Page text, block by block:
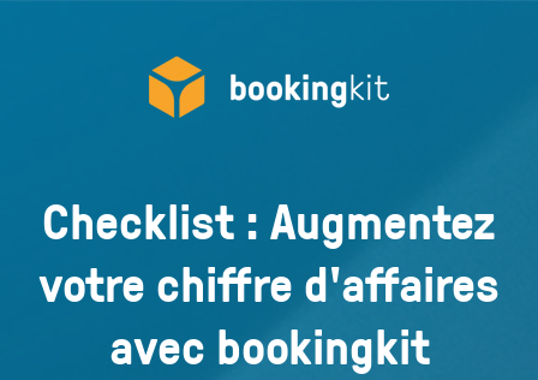
Checklist : Augmentez
votre chiffre d'affaires
avec bookingkit